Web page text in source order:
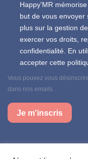
Happy'MR
but de vous
plus sur la gestion
exercer vos droits,
confidentialité. En
accepter cette
Vous pouvez vous
dans nos emails.
Je m'inscris